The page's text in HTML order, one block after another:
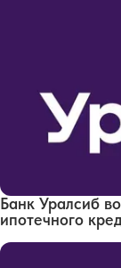
Банк Уралсиб
ипотечного